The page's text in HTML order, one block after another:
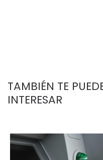
TAMBIÉN TE
INTERESAR